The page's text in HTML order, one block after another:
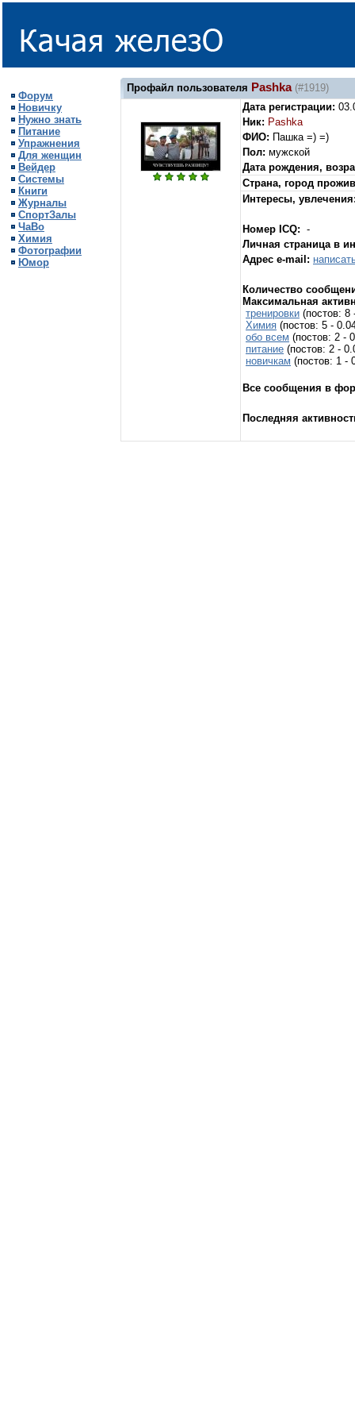
Форум
Новичку
Нужно знать
Питание
Упражнения
Для женщин
Вейдер
Системы
Книги
Журналы
СпортЗалы
ЧаВо
Химия
Фотографии
Юмор
Профайл пользователя Pashka (#1919)
Дата регистрации:
Ник: Pashka
ФИО: Пашка =) =)
Пол: мужской
Дата рождения,
Страна, город
Интересы,
Номер ICQ: -
Личная страница в
Адрес e-mail:
Количество
Максимальная
тренировки (постов:
Химия (постов: 5 -
обо всем (постов: 2 -
питание (постов: 2 -
новичкам (постов: 1
Все сообщения в
Последняя